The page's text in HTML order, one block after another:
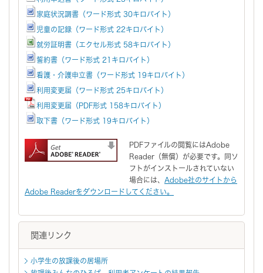
家庭状況調書（ワード形式 30キロバイト）
児童の記録（ワード形式 22キロバイト）
就労証明書（エクセル形式 58キロバイト）
誓約書（ワード形式 21キロバイト）
看護・介護申立書（ワード形式 19キロバイト）
利用変更届（ワード形式 25キロバイト）
利用変更届（PDF形式 158キロバイト）
取下書（ワード形式 19キロバイト）
PDFファイルの閲覧にはAdobe
Reader（無償）が必要です。同ソ
フトがインストールされていない
場合には、 Adobe社のサイトから
Adobe Readerをダウンロードしてください。
関連リンク
小学生の放課後の居場所